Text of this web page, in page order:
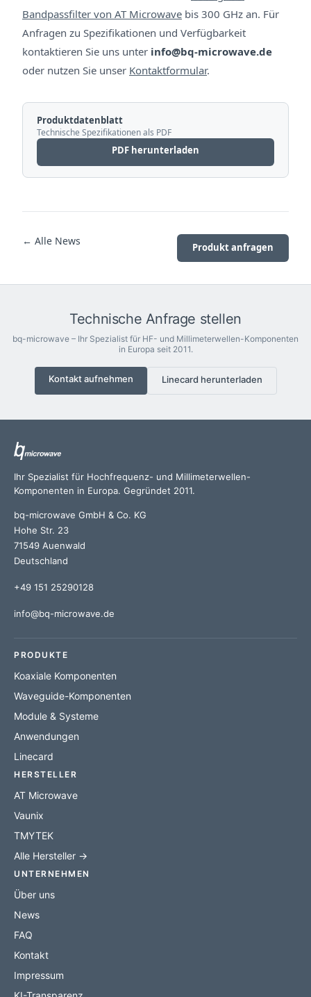
Bandpassfilter von AT Microwave bis 300 GHz an. Für
Anfragen zu Spezifikationen und Verfügbarkeit
kontaktieren Sie uns unter info@bq-microwave.de
oder nutzen Sie unser Kontaktformular.
Produktdatenblatt
Technische Spezifikationen als PDF
PDF herunterladen
← Alle News Produkt anfragen
Technische Anfrage stellen
bq-microwave – Ihr Spezialist für HF- und Millimeterwellen-Komponenten
in Europa seit 2011.
Kontakt aufnehmen Linecard herunterladen
Ihr Spezialist für Hochfrequenz- und Millimeterwellen-
Komponenten in Europa. Gegründet 2011.
bq-microwave GmbH & Co. KG
Hohe Str. 23
71549 Auenwald
Deutschland
+49 151 25290128
info@bq-microwave.de
PRODUKTE
Koaxiale Komponenten
Waveguide-Komponenten
Module & Systeme
Anwendungen
Linecard
HERSTELLER
AT Microwave
Vaunix
TMYTEK
Alle Hersteller →
UNTERNEHMEN
Über uns
News
FAQ
Kontakt
Impressum